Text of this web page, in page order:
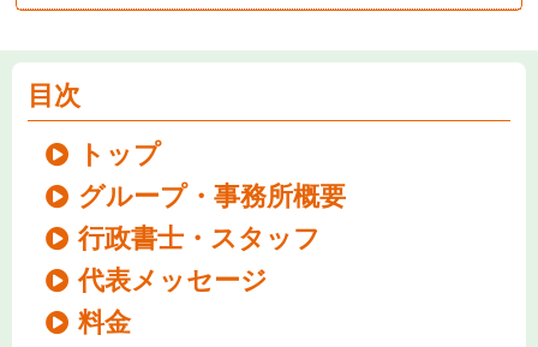
目次
トップ
グループ・事務所概要
行政書士・スタッフ
代表メッセージ
料金